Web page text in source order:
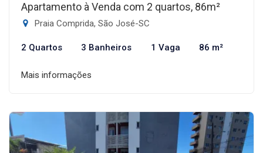
Apartamento à Venda com 2 quartos, 86m²
Praia Comprida, São José-SC
2 Quartos 3 Banheiros 1 Vaga 86 m²
Mais informações